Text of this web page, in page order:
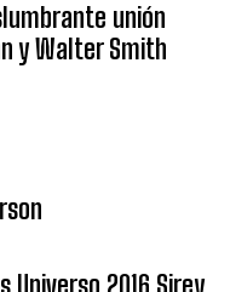
unión
y Walter Smith